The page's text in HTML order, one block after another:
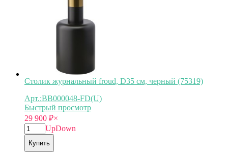
Столик журнальный froud, D35 см, черный (75319)
Арт.:BB000048-FD(U)
Быстрый просмотр
29 900 ₽×
UpDown
Купить